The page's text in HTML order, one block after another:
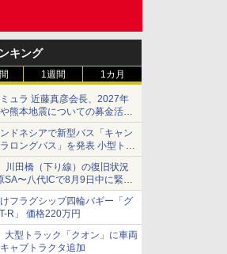
キング
1週間 1カ月
ュラ 近藤真彦会長、2027年
熊本地震についての募金活動
ドネシアで新型バス「キャン
ロングバス」を発表 小型トラ
・旅客輸送向けバス
川田橋（下り線）の復旧状況
SA〜八代ICで8月9日中に緊急
フラグシップ四輪バギー「グ
R」 価格220万円
大型トラック「クオン」に車両
ャブトラクタ追加